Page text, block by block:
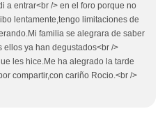
a entrar<br /> en el foro porque no
lentamente,tengo limitaciones de
familia se alegrara de saber
ellos ya han degustados<br />
les hice.Me ha alegrado la tarde
compartir,con cariño Rocio.<br />